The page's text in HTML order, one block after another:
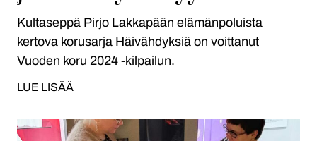
Kultaseppä Pirjo Lakkapään elämänpoluista
kertova korusarja Häivähdyksiä on voittanut
Vuoden koru 2024 -kilpailun.
LUE LISÄÄ